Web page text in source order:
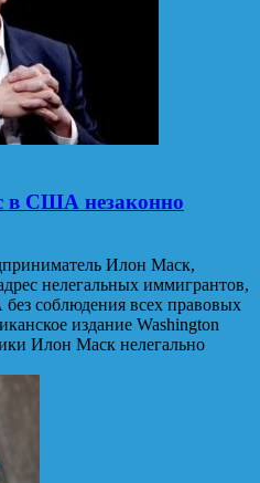
в США незаконно
Илон Маск,
нелегальных иммигрантов,
соблюдения всех правовых
издание Washington
Илон Маск нелегально